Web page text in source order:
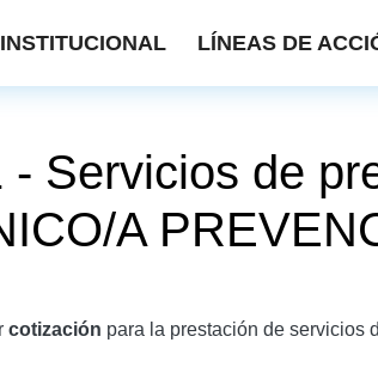
INSTITUCIONAL LÍNEAS DE
Servicios de
A
cotización para la prestación de servicios